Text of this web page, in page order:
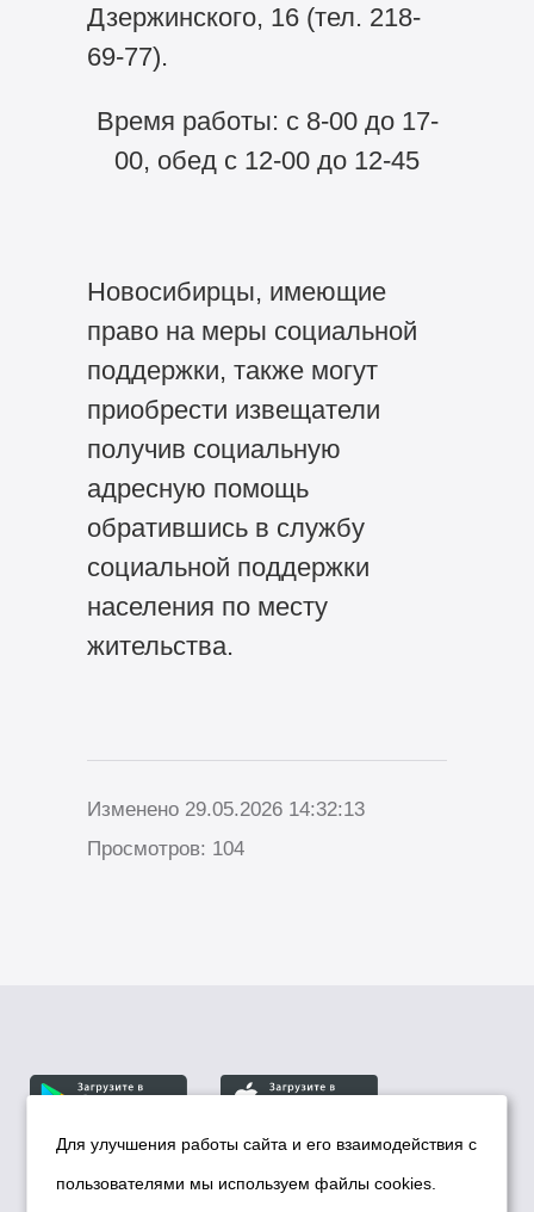
Дзержинского, 16 (тел. 218-
69-77).
Время работы: с 8-00 до 17-
00, обед с 12-00 до 12-45
Новосибирцы, имеющие
право на меры социальной
поддержки, также могут
приобрести извещатели
получив социальную
адресную помощь
обратившись в службу
социальной поддержки
населения по месту
жительства.
Изменено 29.05.2026 14:32:13
Просмотров: 104
© Департамент информационной политики мэрии
Для улучшения работы сайта и его взаимодействия с
пользователями мы используем файлы cookies.